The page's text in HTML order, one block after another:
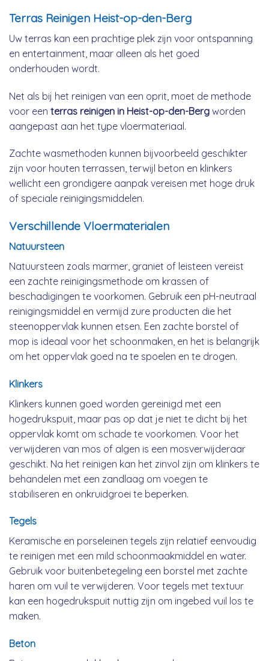
Terras Reinigen Heist-op-den-Berg
Uw terras kan een prachtige plek zijn voor ontspanning
en entertainment, maar alleen als het goed
onderhouden wordt.
Net als bij het reinigen van een oprit, moet de methode
voor een terras reinigen in Heist-op-den-Berg worden
aangepast aan het type vloermateriaal.
Zachte wasmethoden kunnen bijvoorbeeld geschikter
zijn voor houten terrassen, terwijl beton en klinkers
wellicht een grondigere aanpak vereisen met hoge druk
of speciale reinigingsmiddelen.
Verschillende Vloermaterialen
Natuursteen
Natuursteen zoals marmer, graniet of leisteen vereist
een zachte reinigingsmethode om krassen of
beschadigingen te voorkomen. Gebruik een pH-neutraal
reinigingsmiddel en vermijd zure producten die het
steenoppervlak kunnen etsen. Een zachte borstel of
mop is ideaal voor het schoonmaken, en het is belangrijk
om het oppervlak goed na te spoelen en te drogen.
Klinkers
Klinkers kunnen goed worden gereinigd met een
hogedrukspuit, maar pas op dat je niet te dicht bij het
oppervlak komt om schade te voorkomen. Voor het
verwijderen van mos of algen is een mosverwijderaar
geschikt. Na het reinigen kan het zinvol zijn om klinkers te
behandelen met een zandlaag om voegen te
stabiliseren en onkruidgroei te beperken.
Tegels
Keramische en porseleinen tegels zijn relatief eenvoudig
te reinigen met een mild schoonmaakmiddel en water.
Gebruik voor buitenbetegeling een borstel met zachte
haren om vuil te verwijderen. Voor tegels met textuur
kan een hogedrukspuit nuttig zijn om ingebed vuil los te
maken.
Beton